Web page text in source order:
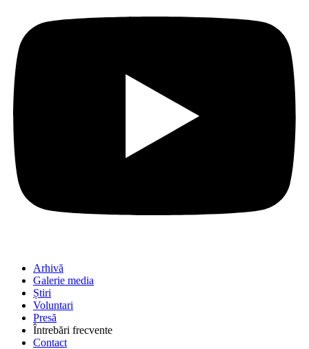
Arhivă
Galerie media
Știri
Voluntari
Presă
Întrebări frecvente
Contact